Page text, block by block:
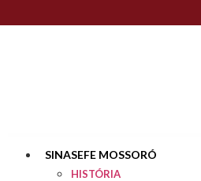
SINASEFE MOSSORÓ
HISTÓRIA